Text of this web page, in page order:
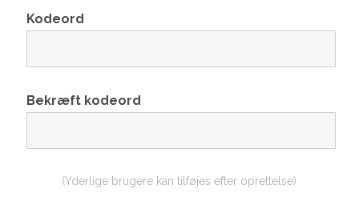
Kodeord
Bekræft kodeord
(Yderlige brugere kan tilføjes efter oprettelse)